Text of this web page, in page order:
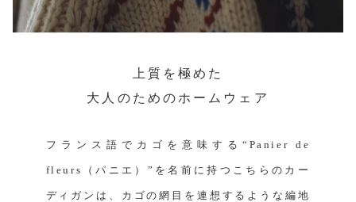
上質を極めた
大人のためのホームウェア
フランス語でカゴを意味する“Panier de
fleurs（パニエ）”を名前に持つこちらのカー
ディガンは、カゴの網目を連想するような編地